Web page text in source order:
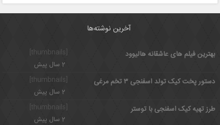
آخرین نوشته‌ها
بهترین فیلم های عاشقانه هالیوود
2 سال پیش
[thumbnails]
دستور پخت کیک تولد اسفنجی ۳ تخم مرغی
2 سال پیش
طرز تهیه کیک اسفنجی با توستر
2 سال پیش